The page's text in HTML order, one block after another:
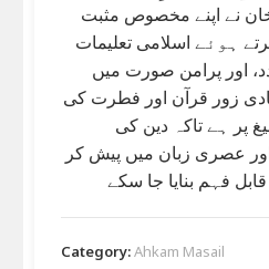
خان نے اپنے مخصوص مثبت
ہوئے اسلامی تعلیمات
اور پرامن صورت میں
زور قرآن اور فطرت کی
پر ہے تاکہ دین کی
عصری زبان میں پیش کر
فہم بنایا جا سکے
Category:Ahkam Masail